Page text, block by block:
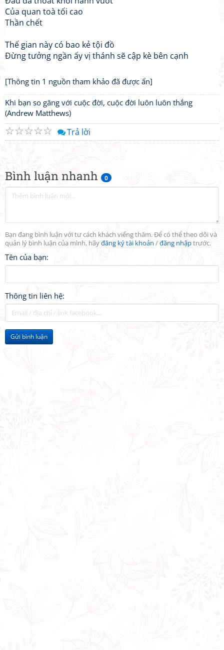
Bình luận nhanh 0
Bạn đang bình luận với tư cách khách viếng thăm. Để có thể theo dõi và
quản lý bình luận của mình, hãyđăng ký tài khoản /đăng nhậptrước.
Tên của bạn:
Thông tin liên hệ:
Gửi bình luận
Của quan toà tối cao
Thần chết
Thế gian này có bao kẻ tội đồ
Đừng tưởng ngần ấy vị thánh sẽ cập kè bên cạnh
[Thông tin 1 nguồn tham khảo đã được ẩn]
Khi bạn so găng với cuộc đời, cuộc đời luôn luôn thắng
(Andrew Matthews)
☆
☆
☆
☆
☆ Trả lời